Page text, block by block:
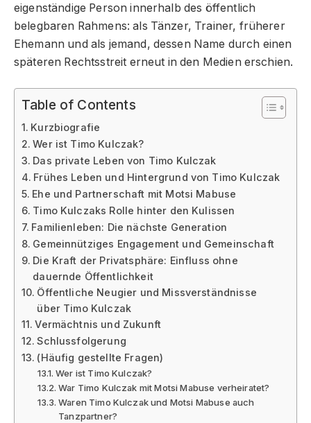
eigenständige Person innerhalb des öffentlich
belegbaren Rahmens: als Tänzer, Trainer, früherer
Ehemann und als jemand, dessen Name durch einen
späteren Rechtsstreit erneut in den Medien erschien.
Table of Contents
Kurzbiografie
Wer ist Timo Kulczak?
Das private Leben von Timo Kulczak
Frühes Leben und Hintergrund von Timo Kulczak
Ehe und Partnerschaft mit Motsi Mabuse
Timo Kulczaks Rolle hinter den Kulissen
Familienleben: Die nächste Generation
Gemeinnütziges Engagement und Gemeinschaft
Die Kraft der Privatsphäre: Einfluss ohne
dauernde Öffentlichkeit
Öffentliche Neugier und Missverständnisse
über Timo Kulczak
Vermächtnis und Zukunft
Schlussfolgerung
(Häufig gestellte Fragen)
Wer ist Timo Kulczak?
War Timo Kulczak mit Motsi Mabuse verheiratet?
Waren Timo Kulczak und Motsi Mabuse auch
Tanzpartner?